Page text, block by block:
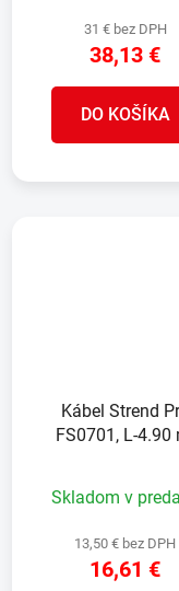
31 € bez DPH
38,13 €
DO KOŠÍKA
Kábel Strend
FS0701, L-4.90
Skladom v
13,50 € bez DPH
16,61 €